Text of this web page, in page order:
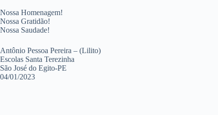
Nossa Homenagem!
Nossa Gratidão!
Nossa Saudade!
Antônio Pessoa Pereira – (Lilito)
Escolas Santa Terezinha
São José do Egito-PE
04/01/2023